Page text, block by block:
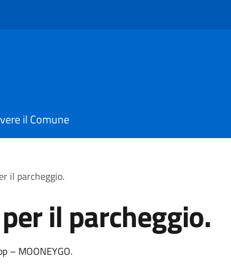
il Comune
il parcheggio.
il parcheggio.
– MOONEYGO.